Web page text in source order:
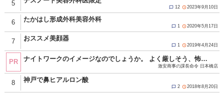
5
 12 2023年9月10日
6 たかはし形成外科美容外科
 1 2020年5月17日
7 おススメ美顔器
 1 2019年4月24日
PR ナイトワークのイメージなのでしょうか。 よく厳しそう、怖そうと言われます。 全然そんな事はありません！！ 当店は真面目で素直でモラルある方であればＯＫ！ 年齢や経験、容姿に学歴などは一切関係ありません。 一度面接にお越し頂ければイメージが変わると思います。 お気軽にお問い合わせください！ ☆当グループは違法な客引き、キャッチ行為、一切ありません。 応募資格 18歳（高校生不可）以上の男女 真面目で素直でモラルある方であればＯＫ。 年齢や経験、容姿に学歴などは一切関係ありません。 出戻りも歓迎してますよ！ 只今アルバイト・女性スタッフ積極採用中！！ ※暴力団関係者及びそれに準ずる方のご応募は、固くお断りさせて頂きます。 ご応募お待ちしております！！ ■応募方法 ・TEL：080-4392-0931 ・MAIL：sharaku_nihonbashi@icloud.com ・LINE ID：sharaku-nihonbashi ※求人担当者まで ■受付時間10：00～24：00 http://www.g-mensrecruit.com/(Ｇ＆Ｔグループ オフィシャル男子求人) 【店舗・受付スタッフ募集中！】
激安商事の課長命令 日本橋店
8 神戸で鼻ヒアルロン酸
 2 2018年8月20日